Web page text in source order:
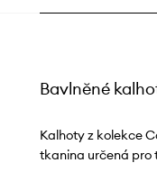
Bavlněné
Kalhoty z kolekce
tkanina určená pro